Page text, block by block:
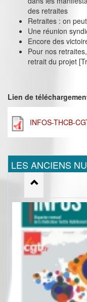
des retraites
Retraites : on
Une réunion
Encore des
Pour nos
retrait du projet
Lien de
INFOS-THCB-
LES ANCIENS